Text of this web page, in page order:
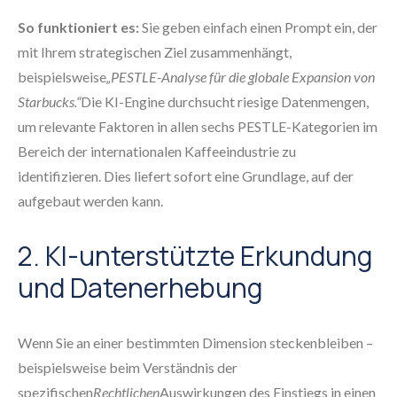
So funktioniert es:Sie geben einfach einen Prompt ein, der
mit Ihrem strategischen Ziel zusammenhängt,
beispielsweise „PESTLE-Analyse für die globale Expansion von
Starbucks.“Die KI-Engine durchsucht riesige Datenmengen,
um relevante Faktoren in allen sechs PESTLE-Kategorien im
Bereich der internationalen Kaffeeindustrie zu
identifizieren. Dies liefert sofort eine Grundlage, auf der
aufgebaut werden kann.
2. KI-unterstützte Erkundung
und Datenerhebung
Wenn Sie an einer bestimmten Dimension steckenbleiben –
beispielsweise beim Verständnis der
spezifischenRechtlichenAuswirkungen des Einstiegs in einen